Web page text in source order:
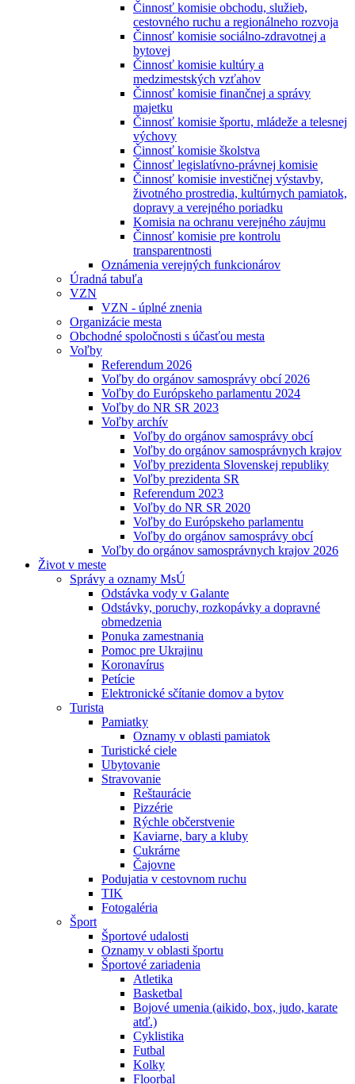
Činnosť komisie obchodu, služieb,
cestovného ruchu a regionálneho rozvoja
Činnosť komisie sociálno-zdravotnej a
bytovej
Činnosť komisie kultúry a
medzimestských vzťahov
Činnosť komisie finančnej a správy
majetku
Činnosť komisie športu, mládeže a telesnej
výchovy
Činnosť komisie školstva
Činnosť legislatívno-právnej komisie
Činnosť komisie investičnej výstavby,
životného prostredia, kultúrnych pamiatok,
dopravy a verejného poriadku
Komisia na ochranu verejného záujmu
Činnosť komisie pre kontrolu
transparentnosti
Oznámenia verejných funkcionárov
Úradná tabuľa
VZN
VZN - úplné znenia
Organizácie mesta
Obchodné spoločnosti s účasťou mesta
Voľby
Referendum 2026
Voľby do orgánov samosprávy obcí 2026
Voľby do Európskeho parlamentu 2024
Voľby do NR SR 2023
Voľby archív
Voľby do orgánov samosprávy obcí
Voľby do orgánov samosprávnych krajov
Voľby prezidenta Slovenskej republiky
Voľby prezidenta SR
Referendum 2023
Voľby do NR SR 2020
Voľby do Európskeho parlamentu
Voľby do orgánov samosprávy obcí
Voľby do orgánov samosprávnych krajov 2026
Život v meste
Správy a oznamy MsÚ
Odstávka vody v Galante
Odstávky, poruchy, rozkopávky a dopravné
obmedzenia
Ponuka zamestnania
Pomoc pre Ukrajinu
Koronavírus
Petície
Elektronické sčítanie domov a bytov
Turista
Pamiatky
Oznamy v oblasti pamiatok
Turistické ciele
Ubytovanie
Stravovanie
Reštaurácie
Pizzérie
Rýchle občerstvenie
Kaviarne, bary a kluby
Cukrárne
Čajovne
Podujatia v cestovnom ruchu
TIK
Fotogaléria
Šport
Športové udalosti
Oznamy v oblasti športu
Športové zariadenia
Atletika
Basketbal
Bojové umenia (aikido, box, judo, karate
atď.)
Cyklistika
Futbal
Kolky
Floorbal